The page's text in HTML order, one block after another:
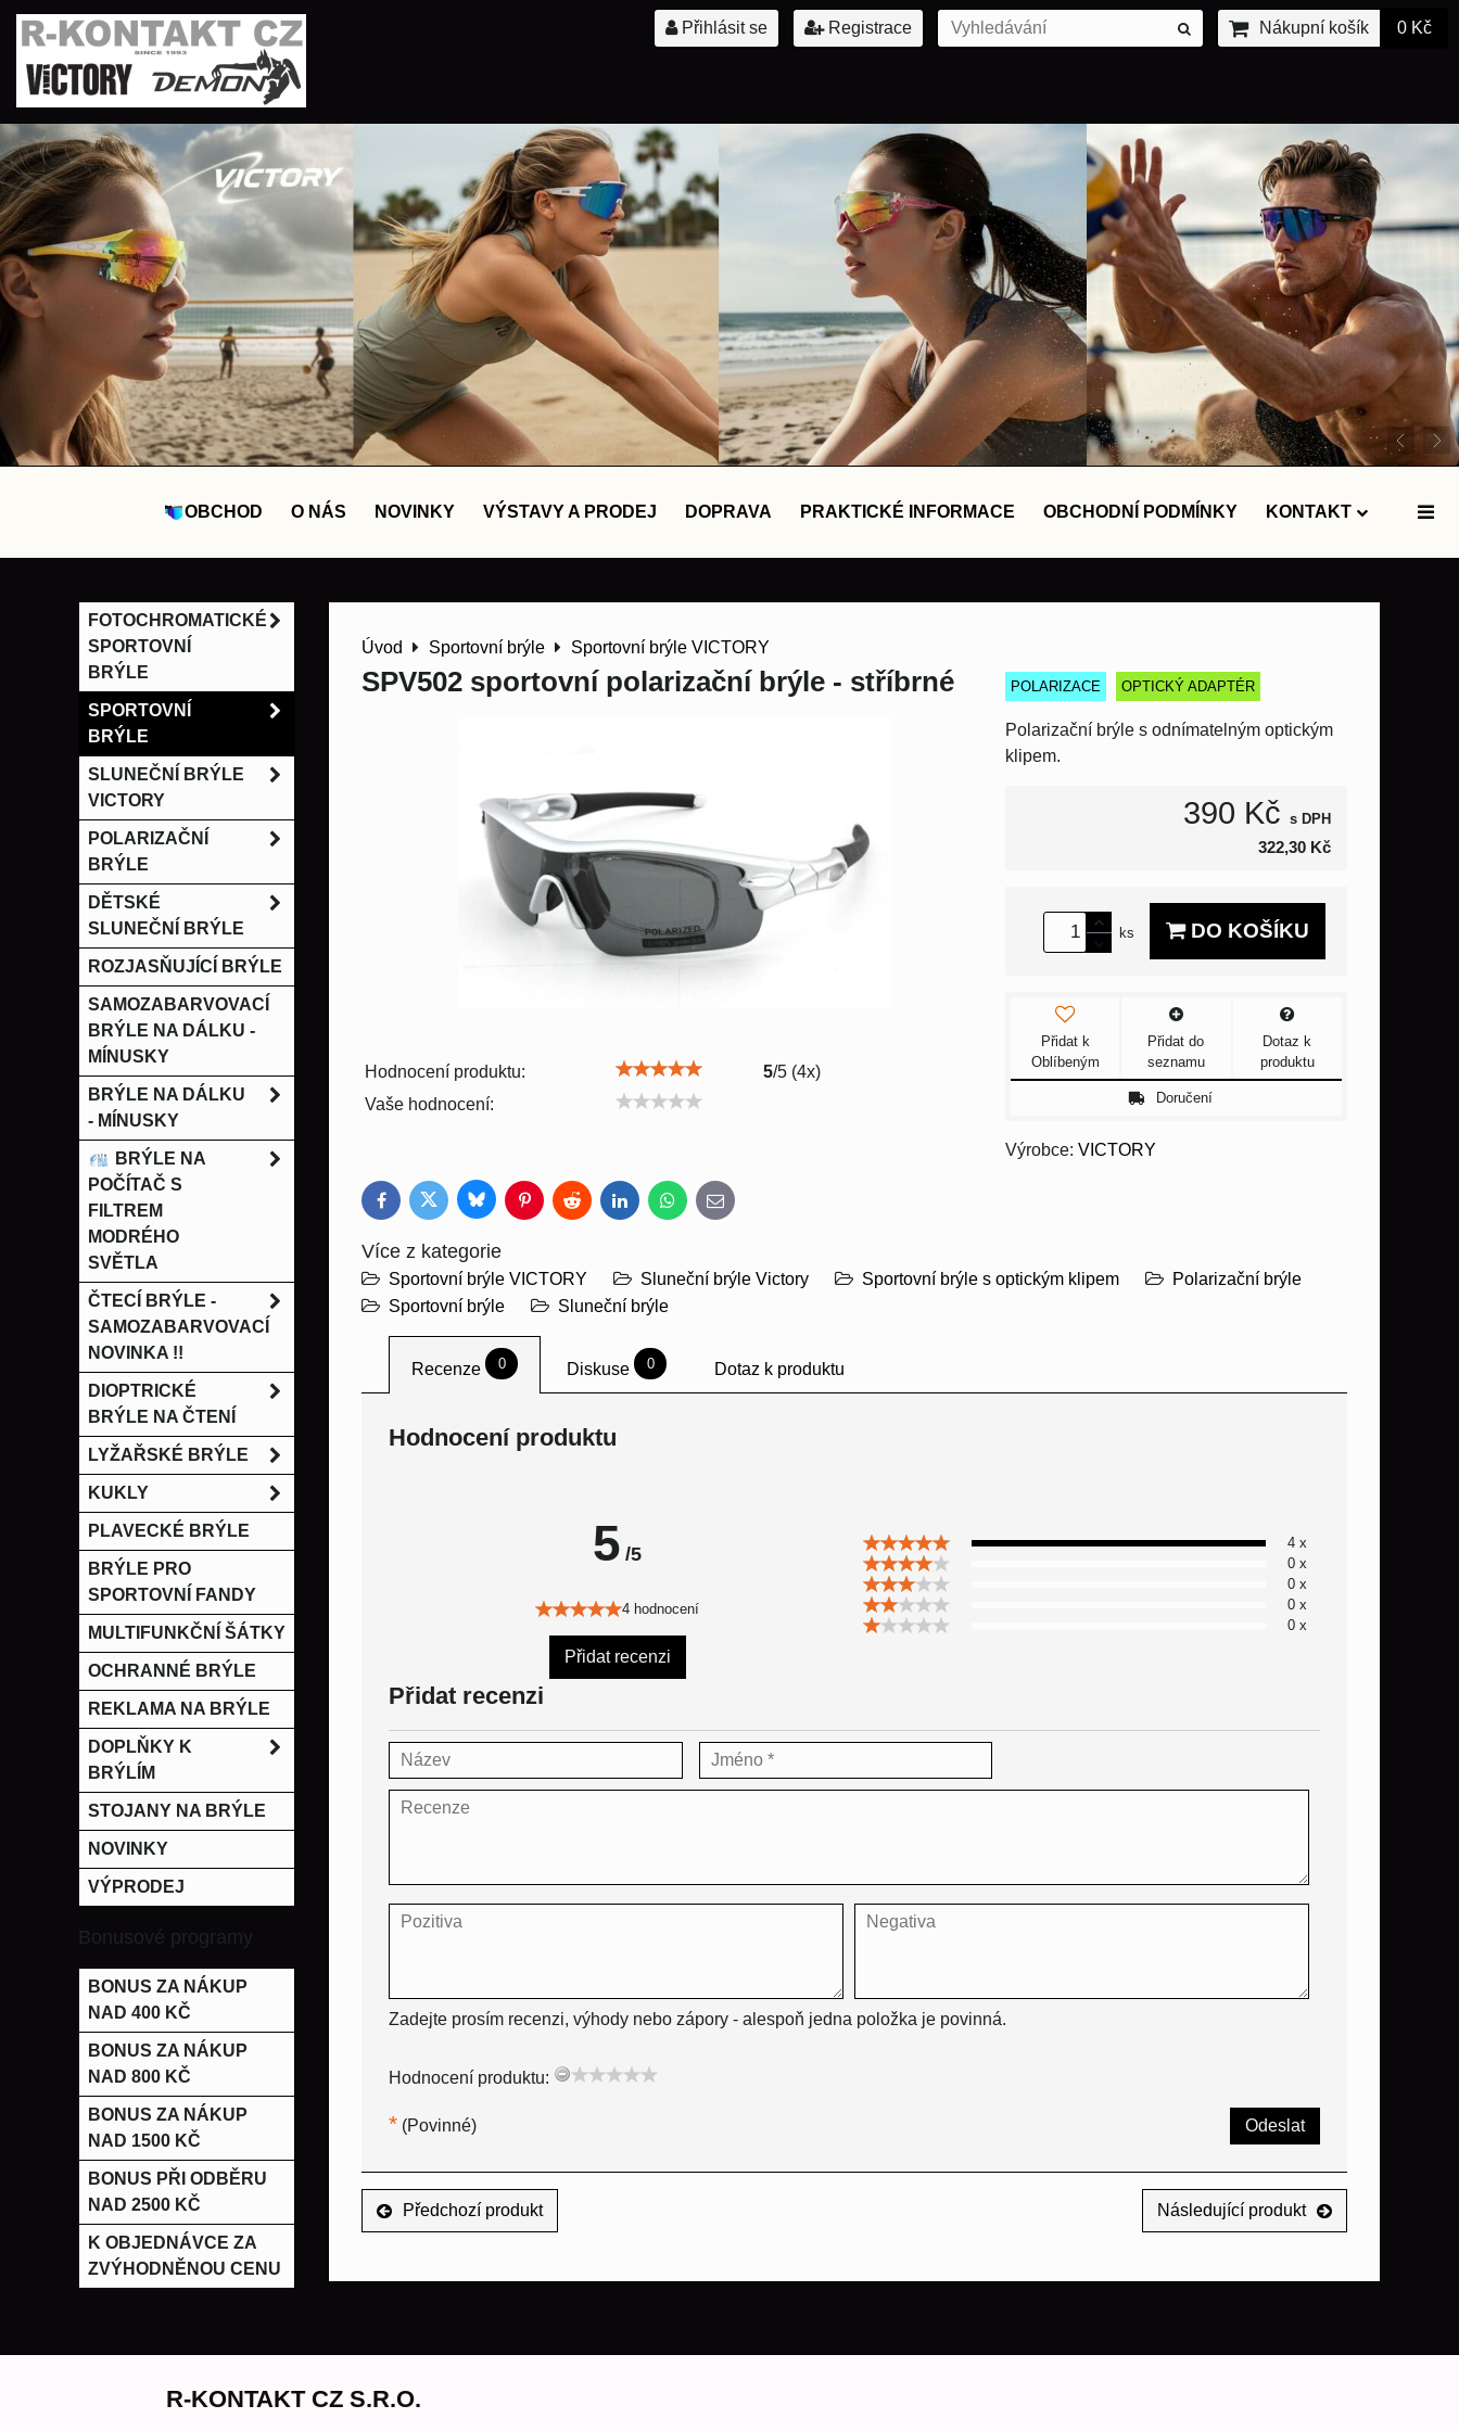
Přihlásit se Registrace Nákupní košík 0 Kč
OBCHOD O NÁS NOVINKY VÝSTAVY A PRODEJ DOPRAVA PRAKTICKÉ INFORMACE OBCHODNÍ PODMÍNKY KONTAKT
Úvod Sportovní brýle Sportovní brýle VICTORY
SPV502 sportovní polarizační brýle - stříbrné
Hodnocení produktu: 5/5 (4x)
Vaše hodnocení:
POLARIZACE OPTICKÝ ADAPTÉR
Polarizační brýle s odnímatelným optickým
klipem.
390 Kč s DPH
322,30 Kč
ks DO KOŠÍKU
Přidat k
Oblíbeným
Přidat do
seznamu
Dotaz k
produktu
Doručení
Výrobce: VICTORY
FacebookTwitter BlueskyPinterestReddit LinkedInWhatsApp
E-
mail
Více z kategorie
Sportovní brýle VICTORY Sluneční brýle Victory Sportovní brýle s optickým klipem
Polarizační brýle
Sportovní brýle
Sluneční brýle
Recenze 0 Diskuse 0 Dotaz k produktu
Hodnocení produktu
5 /5
4 hodnocení
Přidat recenzi
4 x
0 x
0 x
0 x
0 x
Přidat recenzi
Zadejte prosím recenzi, výhody nebo zápory - alespoň jedna položka je povinná.
Hodnocení produktu:
* (Povinné) Odeslat
Předchozí produkt Následující produkt
FOTOCHROMATICKÉ
SPORTOVNÍ
BRÝLE
SPORTOVNÍ
BRÝLE
SLUNEČNÍ BRÝLE
VICTORY
POLARIZAČNÍ
BRÝLE
DĚTSKÉ
SLUNEČNÍ BRÝLE
ROZJASŇUJÍCÍ BRÝLE
SAMOZABARVOVACÍ
BRÝLE NA DÁLKU -
MÍNUSKY
BRÝLE NA DÁLKU
- MÍNUSKY
BRÝLE NA
POČÍTAČ S
FILTREM
MODRÉHO
SVĚTLA
ČTECÍ BRÝLE -
SAMOZABARVOVACÍ
NOVINKA !!
DIOPTRICKÉ
BRÝLE NA ČTENÍ
LYŽAŘSKÉ BRÝLE
KUKLY
PLAVECKÉ BRÝLE
BRÝLE PRO
SPORTOVNÍ FANDY
MULTIFUNKČNÍ ŠÁTKY
OCHRANNÉ BRÝLE
REKLAMA NA BRÝLE
DOPLŇKY K
BRÝLÍM
STOJANY NA BRÝLE
NOVINKY
VÝPRODEJ
Bonusové programy
BONUS ZA NÁKUP
NAD 400 KČ
BONUS ZA NÁKUP
NAD 800 KČ
BONUS ZA NÁKUP
NAD 1500 KČ
BONUS PŘI ODBĚRU
NAD 2500 KČ
K OBJEDNÁVCE ZA
ZVÝHODNĚNOU CENU
R-KONTAKT CZ S.R.O.